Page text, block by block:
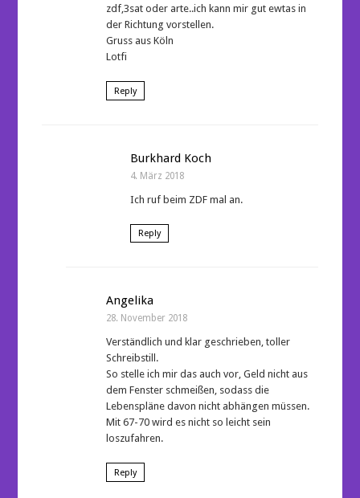
zdf,3sat oder arte..ich kann mir gut ewtas in
der Richtung vorstellen.
Gruss aus Köln
Lotfi
Reply
Burkhard Koch
4. März 2018
Ich ruf beim ZDF mal an.
Reply
Angelika
28. November 2018
Verständlich und klar geschrieben, toller
Schreibstill.
So stelle ich mir das auch vor, Geld nicht aus
dem Fenster schmeißen, sodass die
Lebenspläne davon nicht abhängen müssen.
Mit 67-70 wird es nicht so leicht sein
loszufahren.
Reply